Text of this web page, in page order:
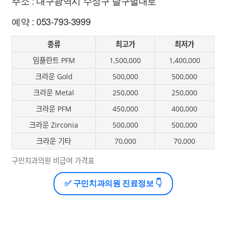
예약 : 053-793-3999
구민치과의원 비급여 가격표
종류 최고가
최저가
임플란트 PFM
1,500,000
1,400,000
크라운 Gold
500,000
500,000
크라운 Metal
250,000
250,000
크라운 PFM
450,000
400,000
크라운 Zirconia
500,000
500,000
크라운 기타
70,000 70,000
✅ 구민치과의원 진료정보 👇